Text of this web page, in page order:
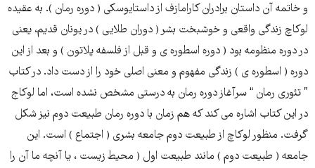
و خاتمه آن داستان برادران کارامازف از داستايوسکی ( دوره رمان ). به عقيده
لوکاچ زندگی واقعی و خوشبخت بشر ( دوران طلایی ) در يونان قديم، يعنی
در دوره منظومه بود ( دوره اسطوره ی و قبل از فلسفه پلاتون ) و بعد از اين
دوره ( اسطوره ی ) زندگی مفهوم و معنی اصلی خود را از دست داد. در کتاب
” تئوری رمان “ سرآغاز دوره رمان به درستی مشخص نشده است، اما لوکاج
در این کتاب اشاره می کند که هم زمان با دوره رمان طبيعت دوم نيز شکل
گرفت. منظور لوکاچ از طبیعت دوم جامعه بشری ( اجتماع ) است. اين
جامعه ( طبیعت دوم ) مانند طبیعت اول ( محیط زیست ، یا آنچه ما آن را